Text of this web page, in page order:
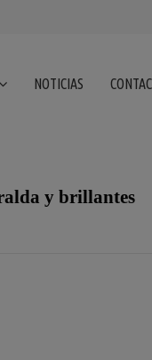
NOTICIAS
y brillantes